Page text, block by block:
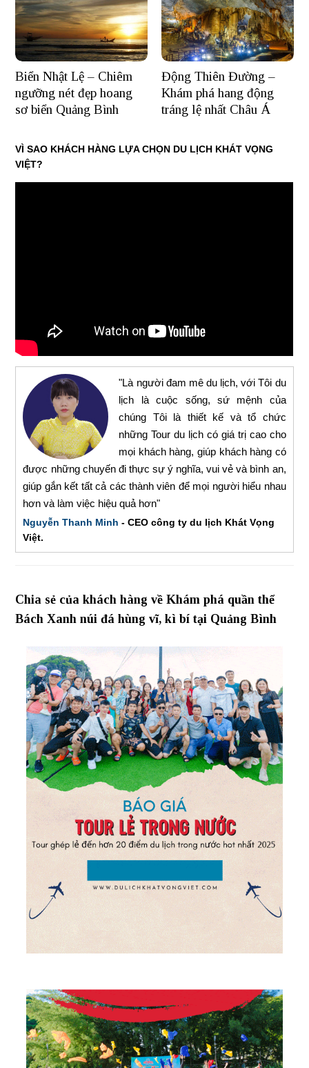
Biển Nhật Lệ – Chiêm
ngưỡng nét đẹp hoang
sơ biển Quảng Bình
Động Thiên Đường –
Khám phá hang động
tráng lệ nhất Châu Á
VÌ SAO KHÁCH HÀNG LỰA CHỌN DU LỊCH KHÁT VỌNG
VIỆT?
"Là người đam mê du lịch, với Tôi du
lịch là cuộc sống, sứ mệnh của
chúng Tôi là thiết kế và tổ chức
những Tour du lịch có giá trị cao cho
mọi khách hàng, giúp khách hàng có
được những chuyến đi thực sự ý nghĩa, vui vẻ và bình an,
giúp gắn kết tất cả các thành viên để mọi người hiểu nhau
hơn và làm việc hiệu quả hơn"
Nguyễn Thanh Minh - CEO công ty du lịch Khát Vọng
Việt.
Chia sẻ của khách hàng về Khám phá quần thể
Bách Xanh núi đá hùng vĩ, kì bí tại Quảng Bình